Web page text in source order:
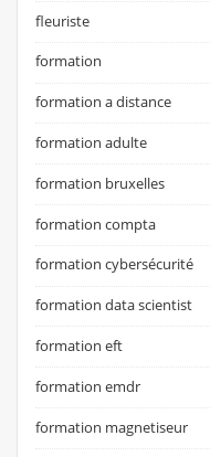
fleuriste
formation
formation a distance
formation adulte
formation bruxelles
formation compta
formation cybersécurité
formation data scientist
formation eft
formation emdr
formation magnetiseur